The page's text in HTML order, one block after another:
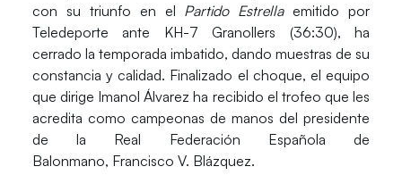
con su triunfo en el Partido Estrellaemitido por
Teledeporte ante KH-7 Granollers (36:30), ha
cerrado la temporada imbatido, dando muestras de su
constancia y calidad. Finalizado el choque, el equipo
que dirige Imanol Álvarez ha recibido el trofeoque les
acredita como campeonas de manos del presidente
de la Real Federación Española de
Balonmano, Francisco V. Blázquez.